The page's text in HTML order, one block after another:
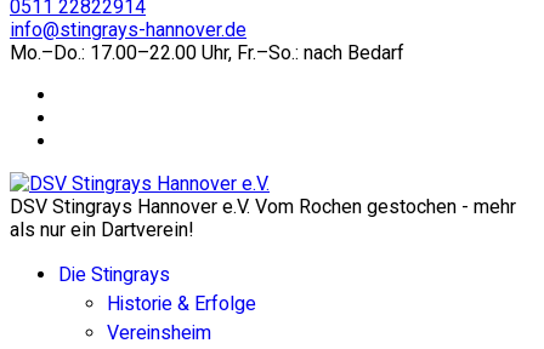
0511 22822914
info@stingrays-hannover.de
Mo.–Do.: 17.00–22.00 Uhr, Fr.–So.: nach Bedarf
DSV Stingrays Hannover e.V. Vom Rochen gestochen - mehr
als nur ein Dartverein!
Die Stingrays
Historie & Erfolge
Vereinsheim